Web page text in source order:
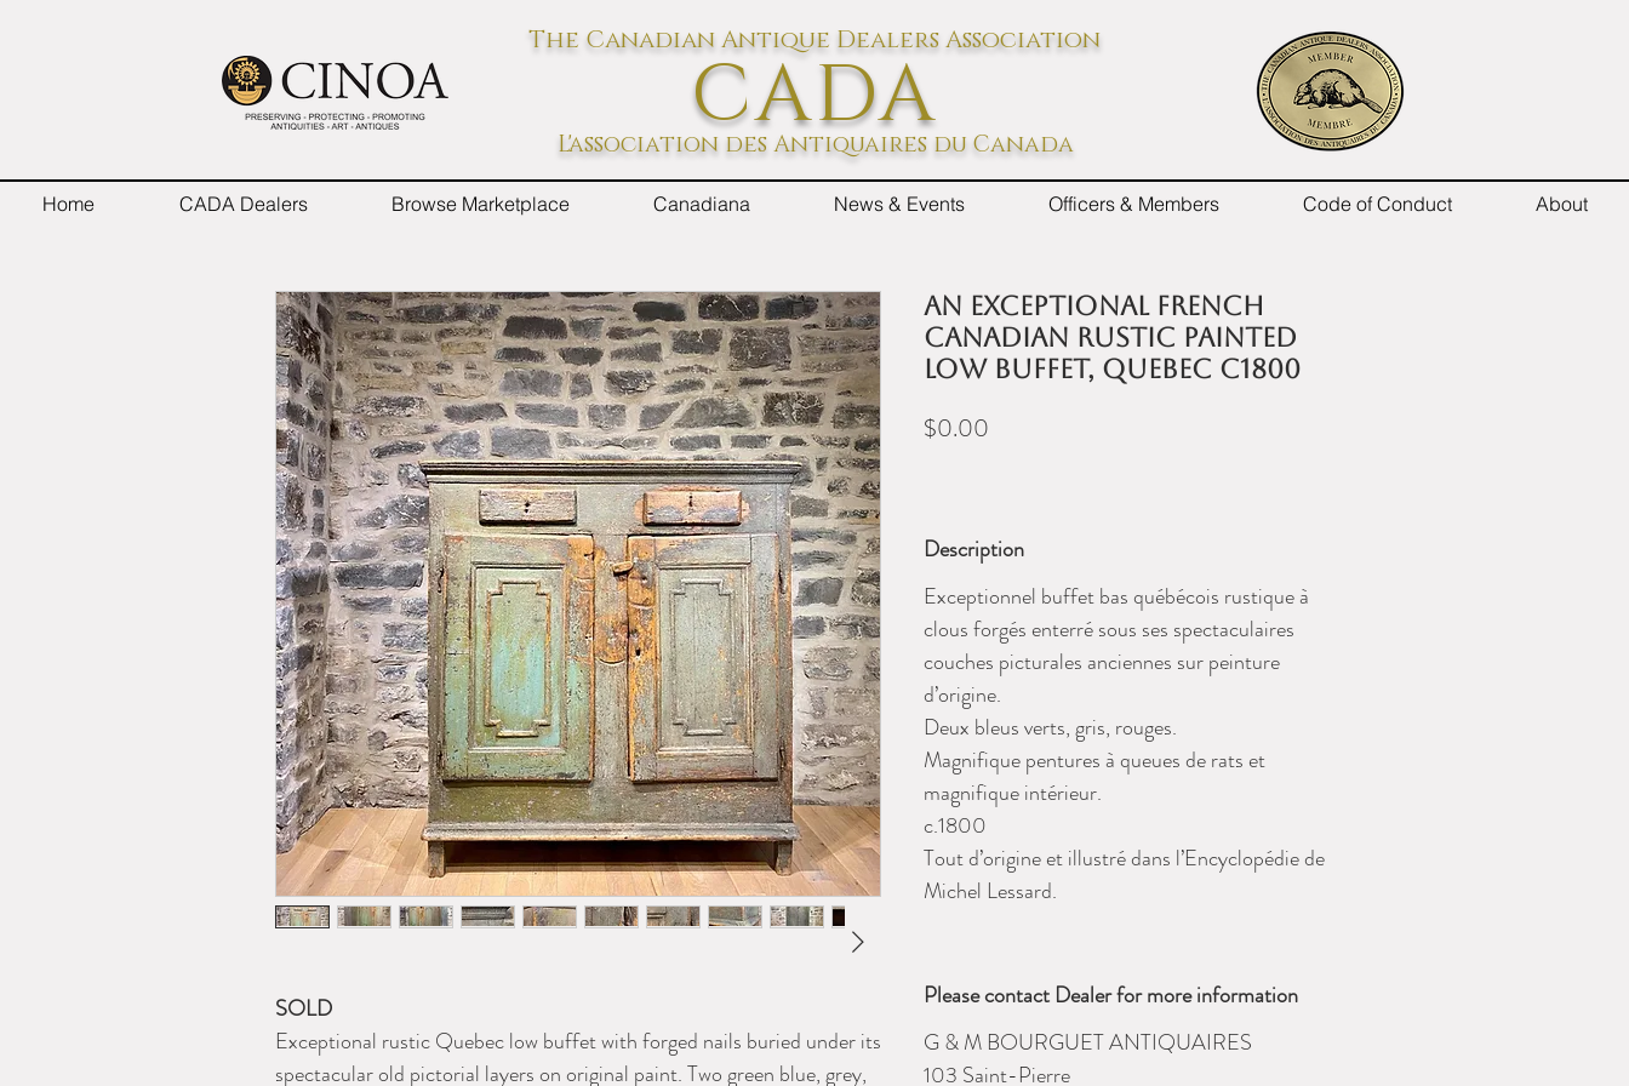
The Canadian Antique Dealers Association
L'association des Antiquaires du Canada
CADA
Home CADA Dealers Browse Marketplace Canadiana News & Events Officers & Members Code of Conduct About
SOLD
Exceptional rustic Quebec low buffet with forged nails buried under its
spectacular old pictorial layers on original paint. Two green blue, grey,
An exceptional French
Canadian rustic painted
low buffet, Quebec c1800
$0.00
Description
Exceptionnel buffet bas québécois rustique à
clous forgés enterré sous ses spectaculaires
couches picturales anciennes sur peinture
d’origine.
Deux bleus verts, gris, rouges.
Magnifique pentures à queues de rats et
magnifique intérieur.
c.1800
Tout d’origine et illustré dans l’Encyclopédie de
Michel Lessard.
Please contact Dealer for more information
G & M BOURGUET ANTIQUAIRES
103 Saint-Pierre